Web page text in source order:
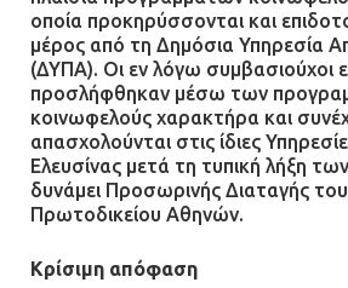
οποία προκηρύσσονται και
μέρος από τη Δημόσια Υπηρεσία
(ΔΥΠΑ). Οι εν λόγω συμβασιούχοι
προσλήφθηκαν μέσω των
κοινωφελούς χαρακτήρα και
απασχολούνται στις ίδιες
Ελευσίνας μετά τη τυπική λήξη
δυνάμει Προσωρινής Διαταγής
Πρωτοδικείου Αθηνών.
Κρίσιμη απόφαση